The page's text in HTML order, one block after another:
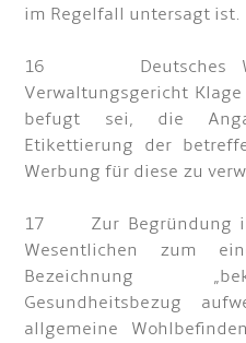
im Regelfall untersagt ist.
16 Deutsches
Verwaltungsgericht
befugt sei, die
Etikettierung der
Werbung für diese zu
17 Zur Begründung
Wesentlichen zum
Bezeichnung
Gesundheitsbezug
allgemeine